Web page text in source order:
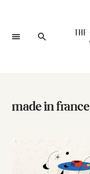
made in france